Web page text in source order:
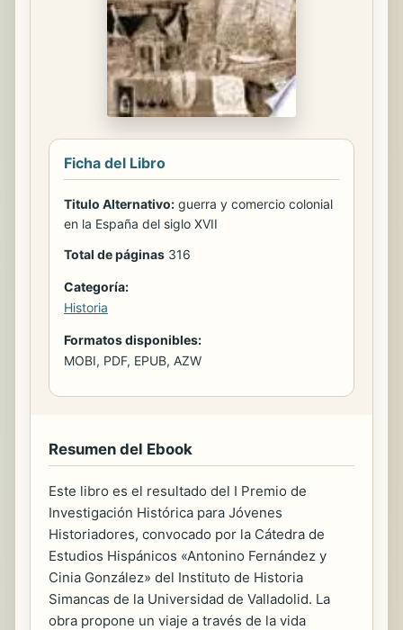
Ficha del Libro
Titulo Alternativo: guerra y comercio colonial
en la España del siglo XVII
Total de páginas 316
Categoría:
Historia
Formatos disponibles:
MOBI, PDF, EPUB, AZW
Resumen del Ebook
Este libro es el resultado del I Premio de
Investigación Histórica para Jóvenes
Historiadores, convocado por la Cátedra de
Estudios Hispánicos «Antonino Fernández y
Cinia González» del Instituto de Historia
Simancas de la Universidad de Valladolid. La
obra propone un viaje a través de la vida